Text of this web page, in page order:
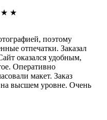
★ ★
поэтому
отпечатки. Заказал
оказался удобным,
Оперативно
макет. Заказ
высшем уровне. Очень